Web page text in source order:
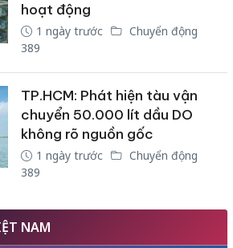
hoạt động
1 ngày trước
Chuyển động
389
TP.HCM: Phát hiện tàu vận
chuyển 50.000 lít dầu DO
không rõ nguồn gốc
1 ngày trước
Chuyển động
389
NAM